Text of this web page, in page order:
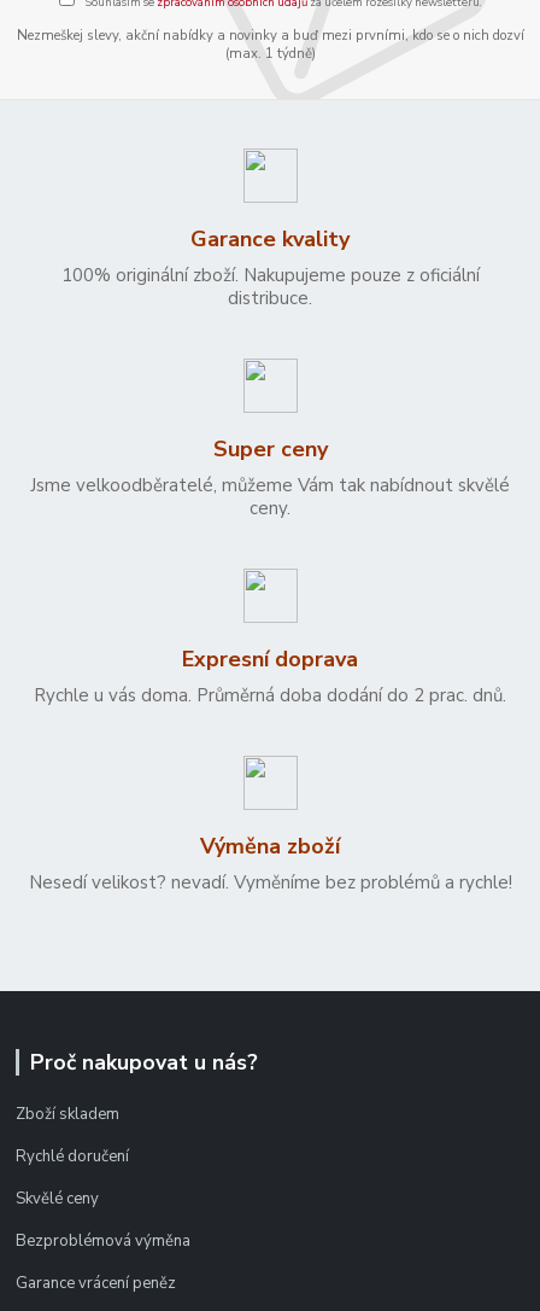
Nezmeškej slevy, akční nabídky a novinky a buď mezi prvními, kdo se o nich dozví
(max. 1 týdně)
Garance kvality
100% originální zboží. Nakupujeme pouze z oficiální
distribuce.
Super ceny
Jsme velkoodběratelé, můžeme Vám tak nabídnout skvělé
ceny.
Expresní doprava
Rychle u vás doma. Průměrná doba dodání do 2 prac. dnů.
Výměna zboží
Nesedí velikost? nevadí. Vyměníme bez problémů a rychle!
Proč nakupovat u nás?
Zboží skladem
Rychlé doručení
Skvělé ceny
Bezproblémová výměna
Garance vrácení peněz